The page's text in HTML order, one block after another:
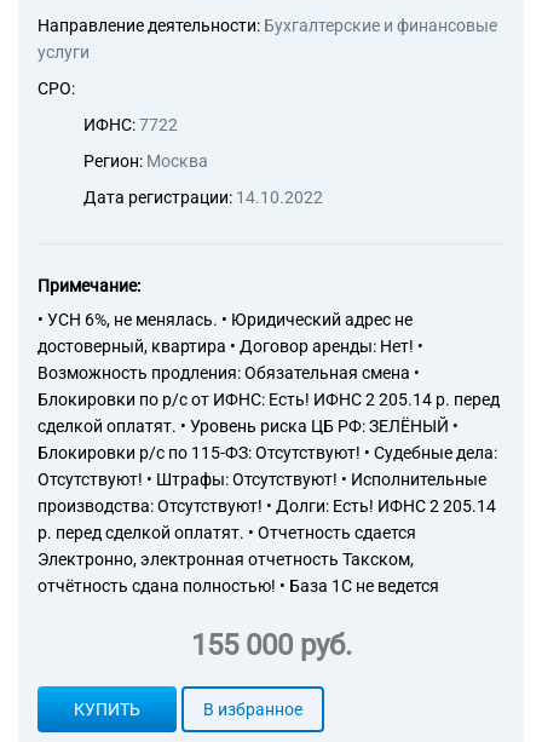
Направление деятельности: Бухгалтерские и финансовые
услуги
СРО:
ИФНС:7722
Регион: Москва
Дата регистрации: 14.10.2022
Примечание:
• УСН 6%, не менялась. • Юридический адрес не
достоверный, квартира • Договор аренды: Нет! •
Возможность продления: Обязательная смена •
Блокировки по р/с от ИФНС: Есть! ИФНС 2 205.14 р. перед
сделкой оплатят. • Уровень риска ЦБ РФ: ЗЕЛЁНЫЙ •
Блокировки р/с по 115-ФЗ: Отсутствуют! • Судебные дела:
Отсутствуют! • Штрафы: Отсутствуют! • Исполнительные
производства: Отсутствуют! • Долги: Есть! ИФНС 2 205.14
р. перед сделкой оплатят. • Отчетность сдается
Электронно, электронная отчетность Такском,
отчётность сдана полностью! • База 1С не ведется
155 000 руб.
КУПИТЬ В избранное